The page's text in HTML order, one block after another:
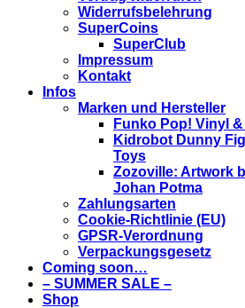
Widerrufsbelehrung
SuperCoins
SuperClub
Impressum
Kontakt
Infos
Marken und Hersteller
Funko Pop! Vinyl
Kidrobot Dunny
Toys
Zozoville: Artwork
Johan Potma
Zahlungsarten
Cookie-Richtlinie (EU)
GPSR-Verordnung
Verpackungsgesetz
Coming soon…
– SUMMER SALE –
Shop